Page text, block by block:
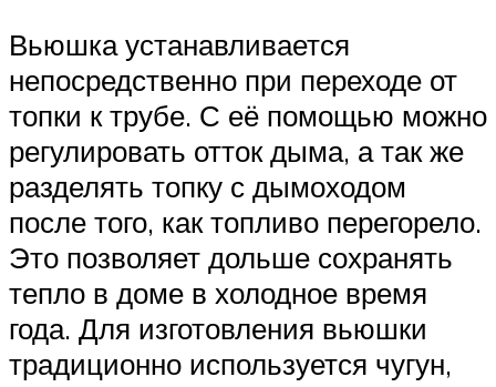
Вьюшка устанавливается
непосредственно при переходе от
топки к трубе. С её помощью можно
регулировать отток дыма, а так же
разделять топку с дымоходом
после того, как топливо перегорело.
Это позволяет дольше сохранять
тепло в доме в холодное время
года. Для изготовления вьюшки
традиционно используется чугун,